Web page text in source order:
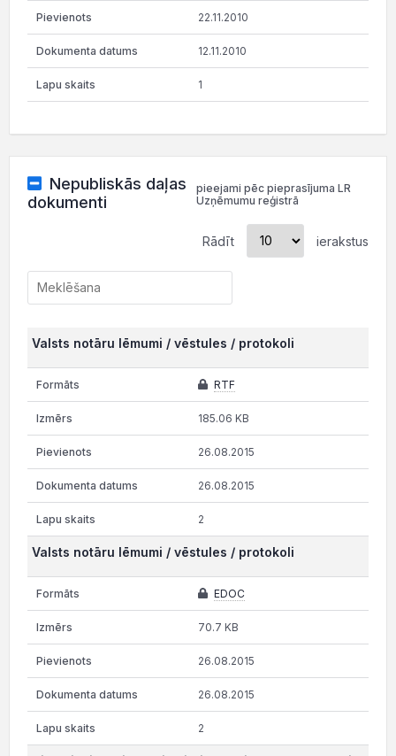
22.11.2010
12.11.2010
1
Nepubliskās daļas
dokumenti
pieejami pēc pieprasījuma LR
Uzņēmumu reģistrā
Rādīt ierakstus
Valsts notāru lēmumi / vēstules / protokoli
RTF
185.06 KB
26.08.2015
26.08.2015
2
Valsts notāru lēmumi / vēstules / protokoli
EDOC
70.7 KB
26.08.2015
26.08.2015
2